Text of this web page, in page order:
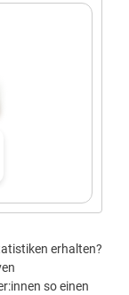
erhalten?
so einen